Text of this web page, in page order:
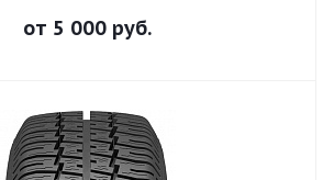
от 5 000руб.